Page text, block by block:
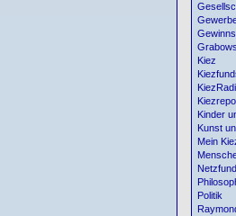
Kiez
Kinder
Kunst
Mein
Politik